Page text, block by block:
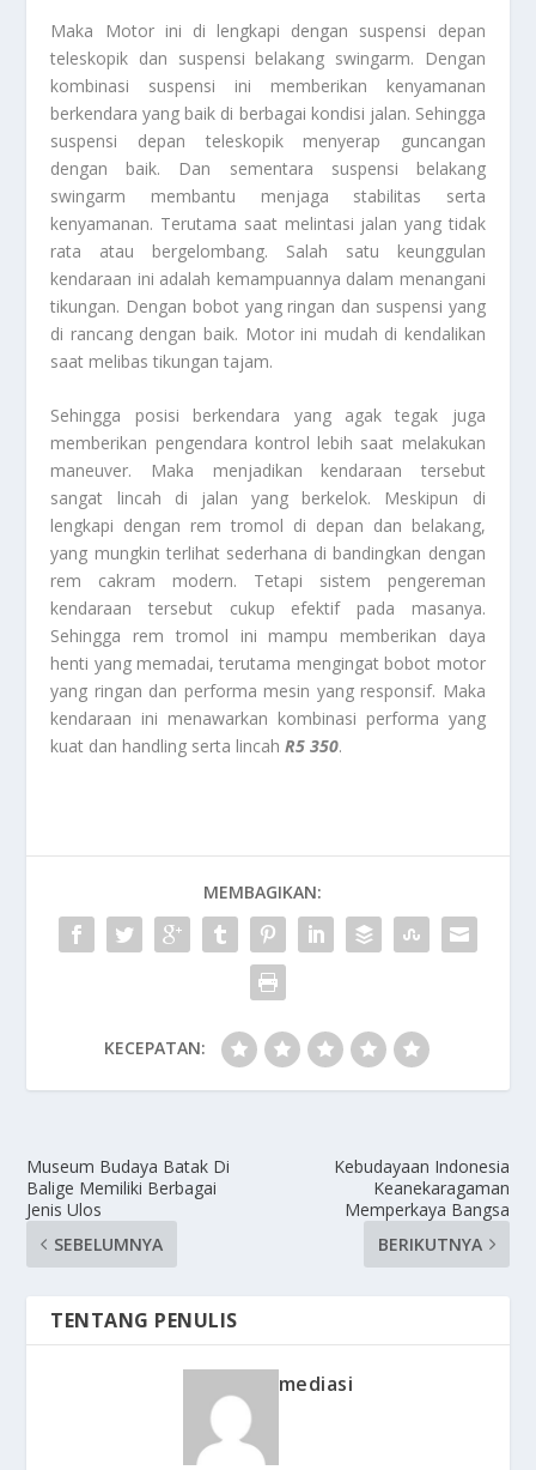
Maka Motor ini di lengkapi dengan suspensi depan
teleskopik dan suspensi belakang swingarm. Dengan
kombinasi suspensi ini memberikan kenyamanan
berkendara yang baik di berbagai kondisi jalan. Sehingga
suspensi depan teleskopik menyerap guncangan
dengan baik. Dan sementara suspensi belakang
swingarm membantu menjaga stabilitas serta
kenyamanan. Terutama saat melintasi jalan yang tidak
rata atau bergelombang. Salah satu keunggulan
kendaraan ini adalah kemampuannya dalam menangani
tikungan. Dengan bobot yang ringan dan suspensi yang
di rancang dengan baik. Motor ini mudah di kendalikan
saat melibas tikungan tajam.
Sehingga posisi berkendara yang agak tegak juga
memberikan pengendara kontrol lebih saat melakukan
maneuver. Maka menjadikan kendaraan tersebut
sangat lincah di jalan yang berkelok. Meskipun di
lengkapi dengan rem tromol di depan dan belakang,
yang mungkin terlihat sederhana di bandingkan dengan
rem cakram modern. Tetapi sistem pengereman
kendaraan tersebut cukup efektif pada masanya.
Sehingga rem tromol ini mampu memberikan daya
henti yang memadai, terutama mengingat bobot motor
yang ringan dan performa mesin yang responsif. Maka
kendaraan ini menawarkan kombinasi performa yang
kuat dan handling serta lincahR5 350.
MEMBAGIKAN:
KECEPATAN:
Museum Budaya Batak Di
Balige Memiliki Berbagai
Jenis Ulos
SEBELUMNYA
Kebudayaan Indonesia
Keanekaragaman
Memperkaya Bangsa
BERIKUTNYA
TENTANG PENULIS
mediasi